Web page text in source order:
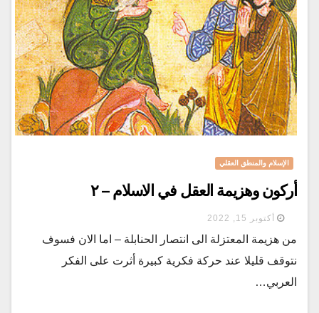
الإسلام والمنطق العقلي
أركون وهزيمة العقل في الاسلام – ٢
أكتوبر 15, 2022
من هزيمة المعتزلة الى انتصار الحنابلة – اما الان فسوف
نتوقف قليلا عند حركة فكرية كبيرة أثرت على الفكر
العربي…